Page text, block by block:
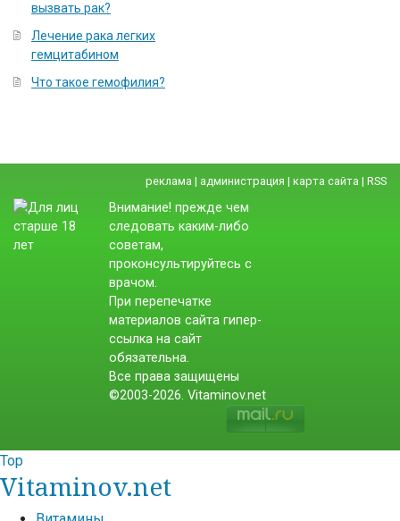
вызвать рак?
Лечение рака легких
гемцитабином
Что такое гемофилия?
реклама | администрация | карта сайта | RSS
Внимание! прежде чем
следовать каким-либо
советам,
проконсультируйтесь с
врачом.
При перепечатке
материалов сайта гипер-
ссылка на сайт
обязательна.
Все права защищены
©2003-2026. Vitaminov.net
Top
Vitaminov.net